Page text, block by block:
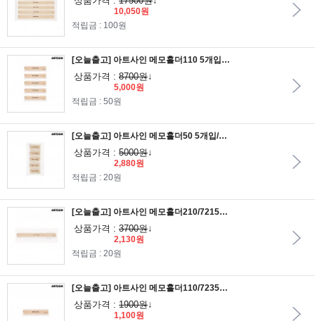
10,050원
적립금 : 100원
[오늘출고] 아트사인 메모홀더110 5개입/72351/페이퍼홀더/메모꽂이/메모클립/메모집게
상품가격 : 8700원↓
5,000원
적립금 : 50원
[오늘출고] 아트사인 메모홀더50 5개입/72341/페이퍼홀더/메모꽂이/메모클립/메모집게
상품가격 : 5000원↓
2,880원
적립금 : 20원
[오늘출고] 아트사인 메모홀더210/72150/페이퍼홀더/메모꽂이/메모클립/메모집게
상품가격 : 3700원↓
2,130원
적립금 : 20원
[오늘출고] 아트사인 메모홀더110/72350/페이퍼홀더/메모꽂이/메모클립/메모집게
상품가격 : 1900원↓
1,100원